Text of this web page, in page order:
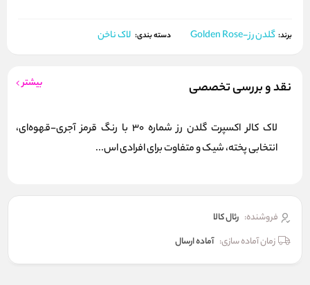
برند: گلدن رز-Golden Rose دسته بندی: لاک ناخن
نقد و بررسی تخصصی بیشتر
لاک کالر اکسپرت گلدن رز شماره 30 با رنگ قرمز آجری-قهوه‌ای،
انتخابی پخته، شیک و متفاوت برای افرادی اس...
فروشنده: رئال كالا
زمان آماده سازی: آماده ارسال